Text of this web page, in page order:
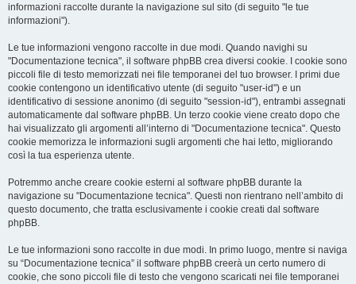
informazioni raccolte durante la navigazione sul sito (di seguito "le tue
informazioni").
Le tue informazioni vengono raccolte in due modi. Quando navighi su
"Documentazione tecnica", il software phpBB crea diversi cookie. I cookie sono
piccoli file di testo memorizzati nei file temporanei del tuo browser. I primi due
cookie contengono un identificativo utente (di seguito "user-id") e un
identificativo di sessione anonimo (di seguito "session-id"), entrambi assegnati
automaticamente dal software phpBB. Un terzo cookie viene creato dopo che
hai visualizzato gli argomenti all’interno di "Documentazione tecnica". Questo
cookie memorizza le informazioni sugli argomenti che hai letto, migliorando
così la tua esperienza utente.
Potremmo anche creare cookie esterni al software phpBB durante la
navigazione su "Documentazione tecnica". Questi non rientrano nell’ambito di
questo documento, che tratta esclusivamente i cookie creati dal software
phpBB.
Le tue informazioni sono raccolte in due modi. In primo luogo, mentre si naviga
su “Documentazione tecnica” il software phpBB creerà un certo numero di
cookie, che sono piccoli file di testo che vengono scaricati nei file temporanei